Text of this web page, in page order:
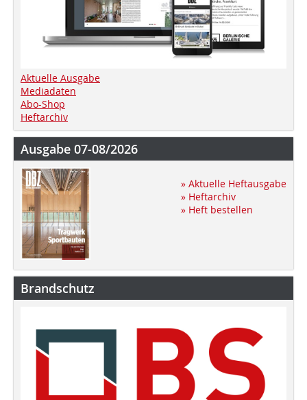
Aktuelle Ausgabe
Mediadaten
Abo-Shop
Heftarchiv
Ausgabe 07-08/2026
» Aktuelle Heftausgabe
» Heftarchiv
» Heft bestellen
Brandschutz